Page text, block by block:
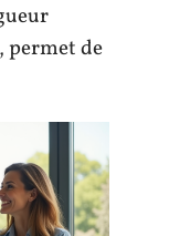
permet de